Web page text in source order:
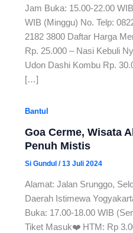
Jam Buka: 15.00-22.00
WIB (Minggu) No. Telp:
2182 3800 Daftar Harga
Rp. 25.000 – Nasi Kebuli
Udon Dashi Kombu Rp.
[…]
Bantul
Goa Cerme, Wisata
Penuh Mistis
Si Gundul /13 Juli 2024
Alamat: Jalan Srunggo,
Daerah Istimewa
Buka: 17.00-18.00 WIB
Tiket Masuk❤️ HTM: Rp